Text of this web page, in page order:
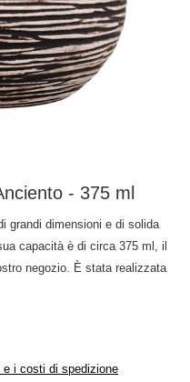
- 375 ml
grandi dimensioni e di solida
capacità è di circa 375 ml, il
negozio. È stata realizzata
e i costi di spedizione